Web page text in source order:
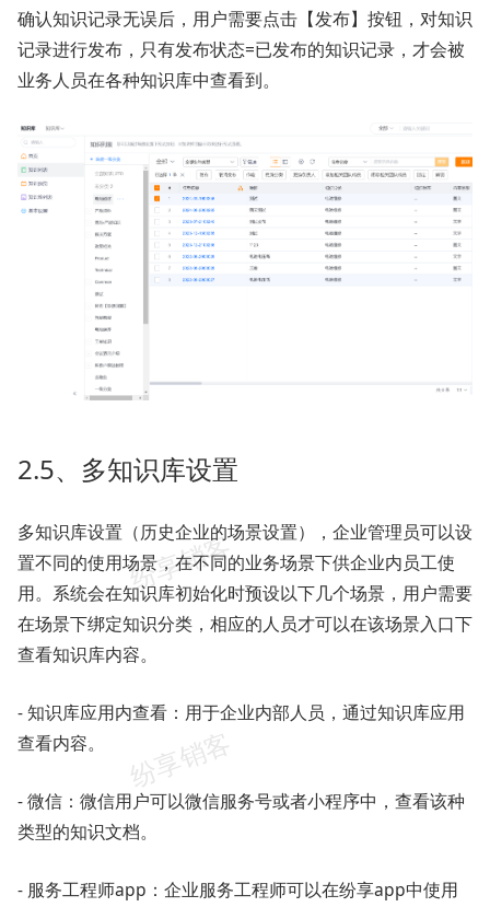
确认知识记录无误后，用户需要点击【发布】按钮，对知识
记录进行发布，只有发布状态=已发布的知识记录，才会被
业务人员在各种知识库中查看到。
2.5、多知识库设置
多知识库设置（历史企业的场景设置），企业管理员可以设
置不同的使用场景，在不同的业务场景下供企业内员工使
用。系统会在知识库初始化时预设以下几个场景，用户需要
在场景下绑定知识分类，相应的人员才可以在该场景入口下
查看知识库内容。
- 知识库应用内查看：用于企业内部人员，通过知识库应用
查看内容。
- 微信：微信用户可以微信服务号或者小程序中，查看该种
类型的知识文档。
- 服务工程师app：企业服务工程师可以在纷享app中使用